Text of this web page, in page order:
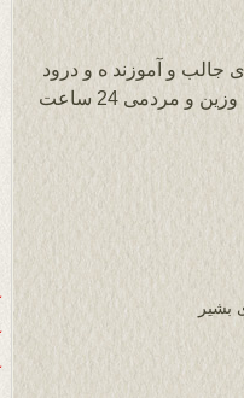
جالب و آموزند ه و درود
برشما که با علاقه مندان و خواننده گان سایت وزین و مردمی 24 ساعت
بشیر